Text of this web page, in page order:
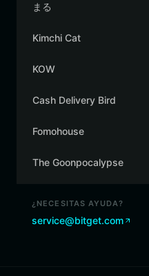
まる
Kimchi Cat
KOW
Cash Delivery Bird
Fomohouse
The Goonpocalypse
¿NECESITAS AYUDA?
service@bitget.com